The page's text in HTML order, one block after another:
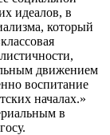
идеалов, в
который
движением
воспитание
началах.»
в